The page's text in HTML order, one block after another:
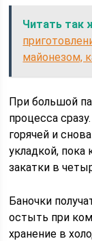
Читать так
майонезом,
При большой
процесса
горячей и
укладкой,
закатки в
Баночки
остыть при
хранение в